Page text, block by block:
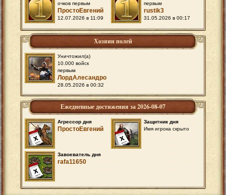
очков первым
ПростоЕвгений
12.07.2026 в 11:09
первым
rustik3
31.05.2026 в 00:17
Хозяин полей
Уничтожил(а)
10.000 войск
первым
ЛордАлесандро
28.05.2026 в 00:32
Ежедневные достижения за 2026-08-07
Агрессор дня
ПростоЕвгений
Защитник дня
Имя игрока скрыто
Завоеватель дня
rafa11650